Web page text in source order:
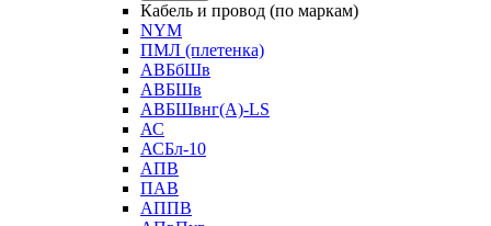
Кабель и провод (по маркам)
NYM
ПМЛ (плетенка)
АВБбШв
АВБШв
АВБШвнг(А)-LS
АС
АСБл-10
АПВ
ПАВ
АППВ